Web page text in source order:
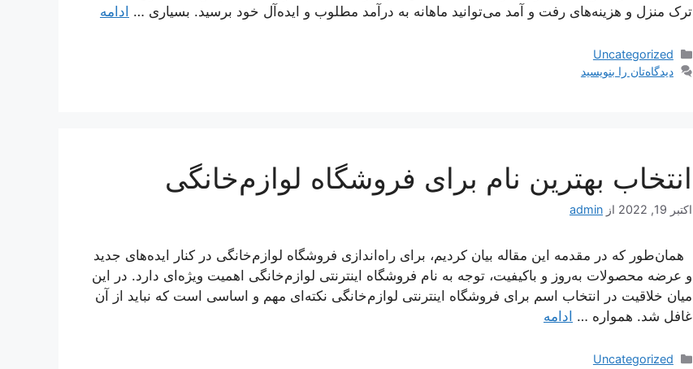
ترک منزل و هزینه‌های رفت و آمد می‌توانید ماهانه به درآمد مطلوب و ایده‌آل خود برسید. بسیاری … ادامه
دسته‌ها
Uncategorized
دیدگاه‌تان را بنویسید
انتخاب بهترین نام برای فروشگاه لوازم‌خانگی
اکتبر 19, 2022 از admin
همان‌طور که در مقدمه این مقاله بیان کردیم، برای راه‌اندازی فروشگاه لوازم‌خانگی در کنار ایده‌های جدید
و عرضه محصولات به‌روز و باکیفیت، توجه به نام فروشگاه اینترنتی لوازم‌خانگی اهمیت ویژه‌ای دارد. در این
میان خلاقیت در انتخاب اسم برای فروشگاه اینترنتی لوازم‌خانگی نکته‌ای مهم و اساسی است که نباید از آن
غافل شد. همواره … ادامه
دسته‌ها
Uncategorized